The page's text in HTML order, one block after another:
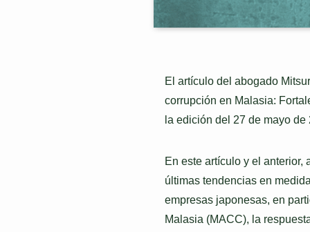
El artículo del abogado
corrupción en Malasia:
la edición del 27 de mayo
En este artículo y el
últimas tendencias en
empresas japonesas, en
Malasia (MACC), la